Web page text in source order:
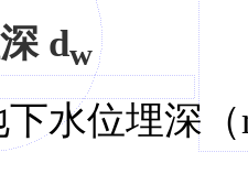
dw
水位埋深（